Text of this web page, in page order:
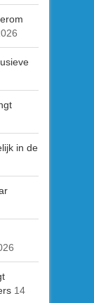
in de
14